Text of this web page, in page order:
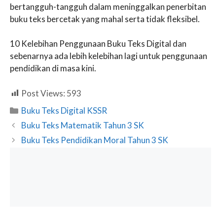
bertangguh-tangguh dalam meninggalkan penerbitan
buku teks bercetak yang mahal serta tidak fleksibel.
10 Kelebihan Penggunaan Buku Teks Digital dan
sebenarnya ada lebih kelebihan lagi untuk penggunaan
pendidikan di masa kini.
Post Views: 593
Categories
Buku Teks Digital KSSR
Buku Teks Matematik Tahun 3 SK
Buku Teks Pendidikan Moral Tahun 3 SK